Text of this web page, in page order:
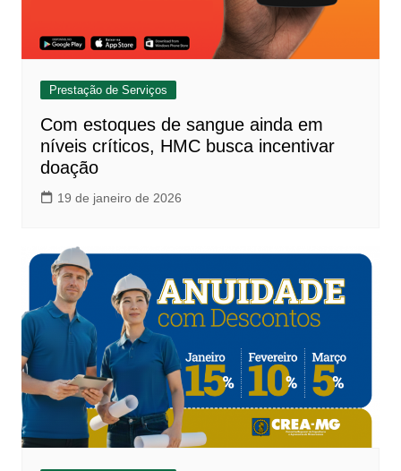
Prestação de Serviços
Com estoques de sangue ainda em
níveis críticos, HMC busca incentivar
doação
19 de janeiro de 2026